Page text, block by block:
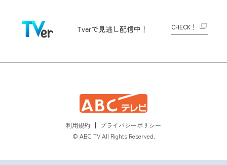
Tverで見逃し配信中！ CHECK！
利用規約
プライバシーポリシー
© ABC TV All Rights Reserved.